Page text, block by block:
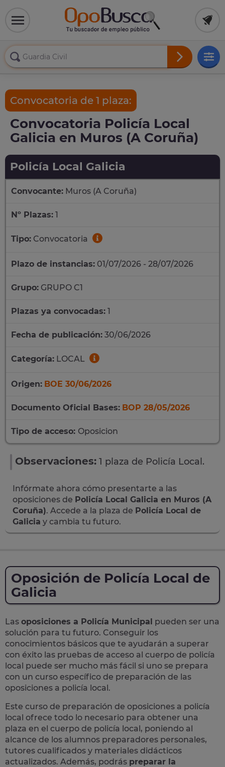
Convocatoria de 1 plaza:
Convocatoria Policía Local
Galicia en Muros (A Coruña)
Policía Local Galicia
Convocante: Muros (A Coruña)
Nº Plazas: 1
Tipo: Convocatoria
Plazo de instancias: 01/07/2026 - 28/07/2026
Grupo: GRUPO C1
Plazas ya convocadas: 1
Fecha de publicación: 30/06/2026
Categoría: LOCAL
Origen: BOE 30/06/2026
Documento Oficial Bases: BOP 28/05/2026
Tipo de acceso: Oposicion
Observaciones: 1 plaza de Policía Local.
Infórmate ahora cómo presentarte a las
oposiciones de Policía Local Galicia en Muros (A
Coruña). Accede a la plaza de Policía Local de
Galicia y cambia tu futuro.
Oposición de Policía Local de
Galicia
Las oposiciones a Policía Municipal pueden ser una
solución para tu futuro. Conseguir los
conocimientos básicos que te ayudarán a superar
con éxito las pruebas de acceso al cuerpo de policía
local puede ser mucho más fácil si uno se prepara
con un curso específico de preparación de las
oposiciones a policía local.
Este curso de preparación de oposiciones a policía
local ofrece todo lo necesario para obtener una
plaza en el cuerpo de policía local, poniendo al
alcance de los alumnos preparadores personales,
tutores cualificados y materiales didácticos
actualizados. Además, podrás preparar la